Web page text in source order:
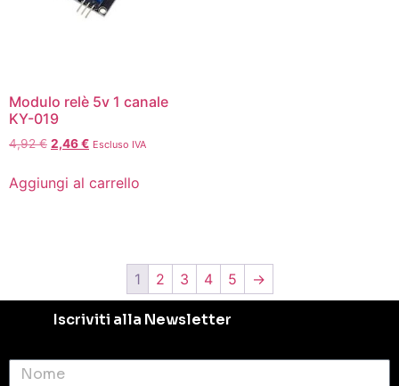
Modulo relè 5v 1 canale
KY-019
4,92€ 2,46€ Escluso IVA
Aggiungi al carrello
1 2 3 4 5 →
Iscriviti alla Newsletter